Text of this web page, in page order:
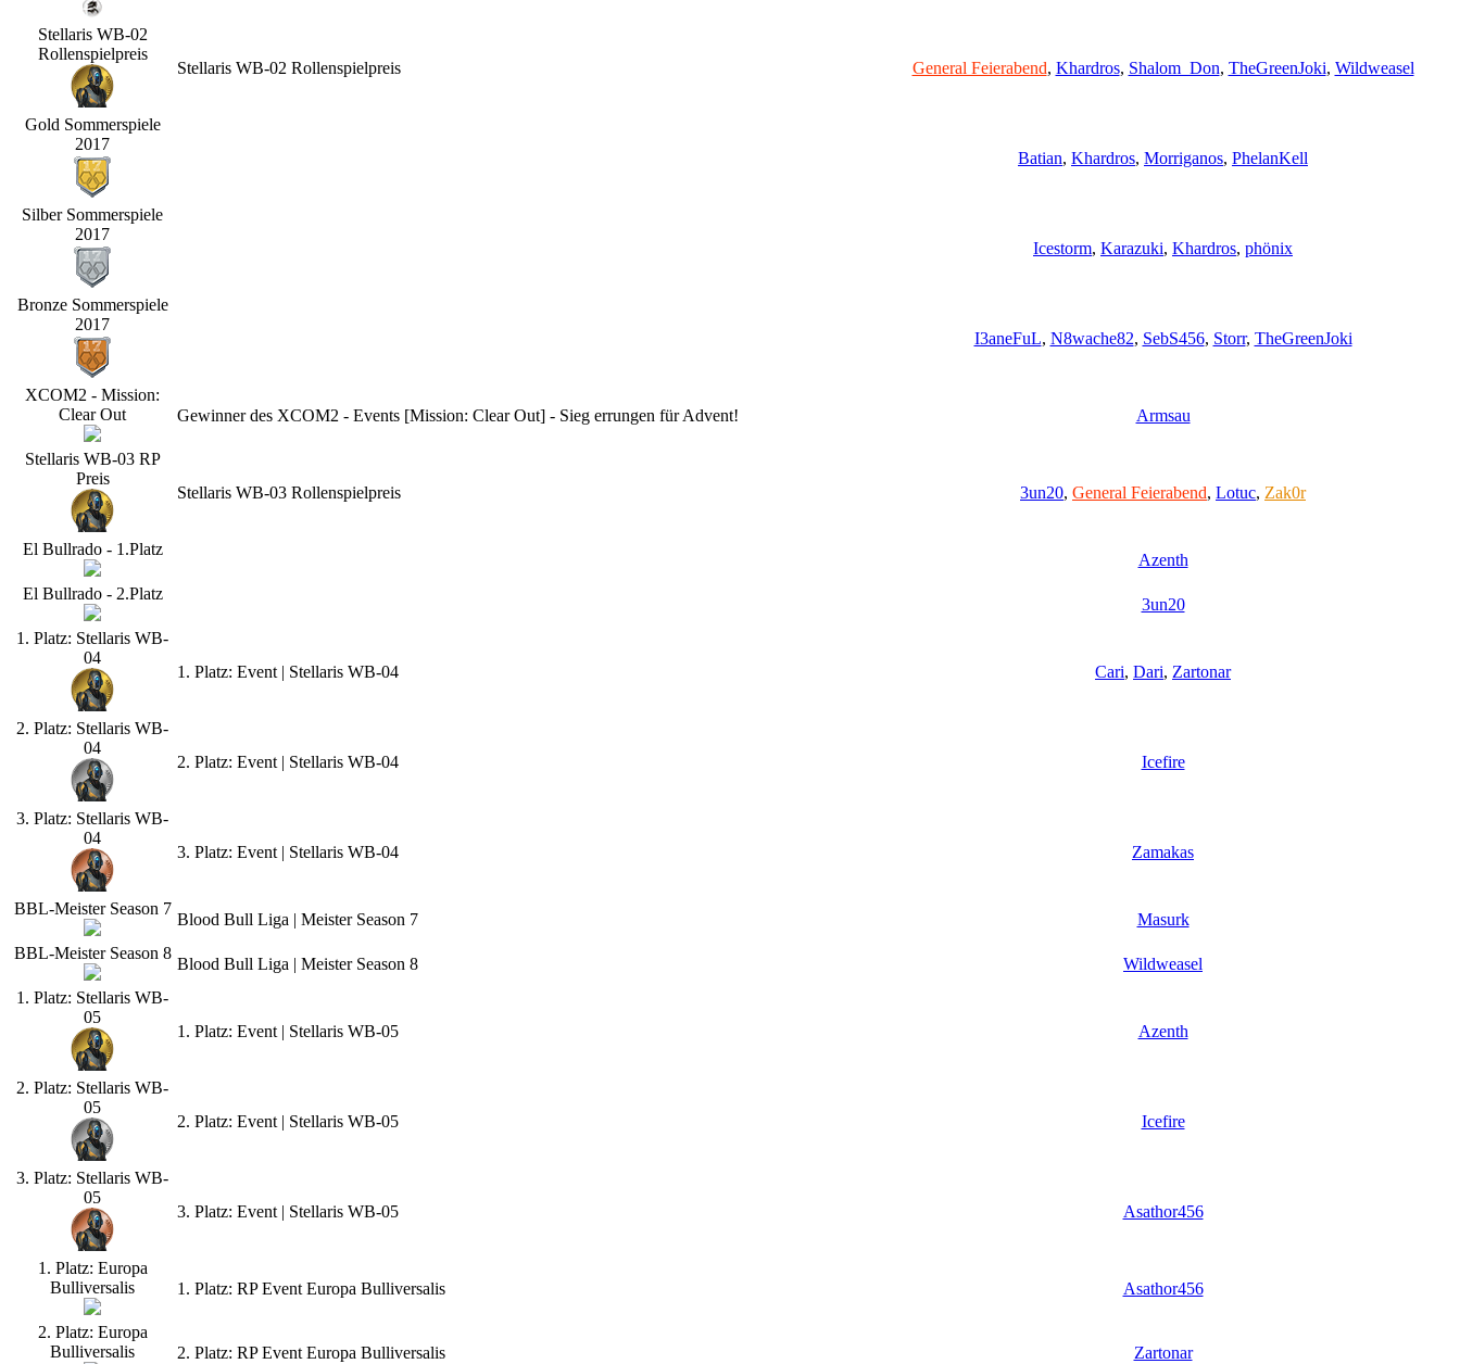
Stellaris WB-02
Rollenspielpreis
Stellaris WB-02 Rollenspielpreis General Feierabend, Khardros, Shalom_Don, TheGreenJoki, Wildweasel
Gold Sommerspiele
2017
Batian, Khardros, Morriganos, PhelanKell
Silber Sommerspiele
2017
Icestorm, Karazuki, Khardros, phönix
Bronze Sommerspiele
2017
I3aneFuL, N8wache82, SebS456, Storr, TheGreenJoki
XCOM2 - Mission:
Clear Out
Gewinner des XCOM2 - Events [Mission: Clear Out] - Sieg errungen für Advent! Armsau
Stellaris WB-03 RP
Preis
Stellaris WB-03 Rollenspielpreis 3un20, General Feierabend, Lotuc, Zak0r
El Bullrado - 1.Platz
Azenth
El Bullrado - 2.Platz
3un20
1. Platz: Stellaris WB-
04
1. Platz: Event | Stellaris WB-04 Cari, Dari, Zartonar
2. Platz: Stellaris WB-
04
2. Platz: Event | Stellaris WB-04 Icefire
3. Platz: Stellaris WB-
04
3. Platz: Event | Stellaris WB-04 Zamakas
BBL-Meister Season 7
Blood Bull Liga | Meister Season 7
Masurk
BBL-Meister Season 8
Blood Bull Liga | Meister Season 8
Wildweasel
1. Platz: Stellaris WB-
05
1. Platz: Event | Stellaris WB-05 Azenth
2. Platz: Stellaris WB-
05
2. Platz: Event | Stellaris WB-05 Icefire
3. Platz: Stellaris WB-
05
3. Platz: Event | Stellaris WB-05 Asathor456
1. Platz: Europa
Bulliversalis
1. Platz: RP Event Europa Bulliversalis Asathor456
2. Platz: Europa
Bulliversalis
2. Platz: RP Event Europa Bulliversalis Zartonar